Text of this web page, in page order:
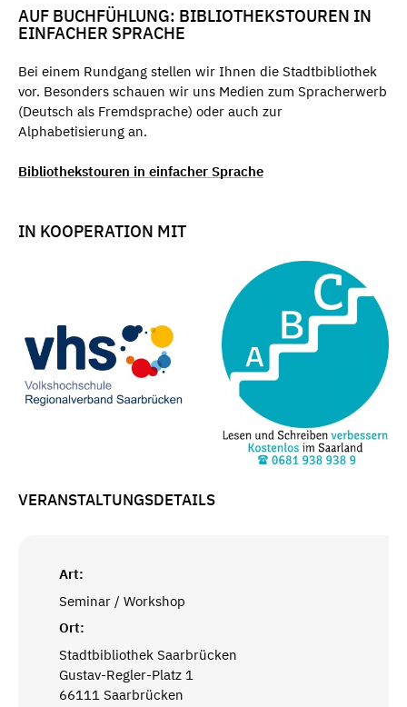
AUF BUCHFÜHLUNG: BIBLIOTHEKSTOUREN IN
EINFACHER SPRACHE
Bei einem Rundgang stellen wir Ihnen die Stadtbibliothek
vor. Besonders schauen wir uns Medien zum Spracherwerb
(Deutsch als Fremdsprache) oder auch zur
Alphabetisierung an.
Bibliothekstouren in einfacher Sprache
IN KOOPERATION MIT
VERANSTALTUNGSDETAILS
Art:
Seminar / Workshop
Ort:
Stadtbibliothek Saarbrücken
Gustav-Regler-Platz 1
66111 Saarbrücken